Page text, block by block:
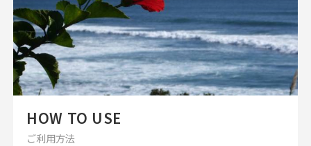
HOW TO USE
ご利用方法